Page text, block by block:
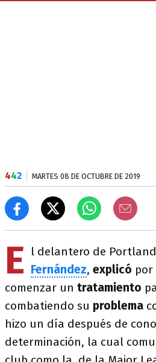
442 MARTES 08 DE OCTUBRE DE 2019
E l delantero de
Fernández, explicó por
comenzar un tratamiento
combatiendo su problema
hizo un día después de
determinación, la cual